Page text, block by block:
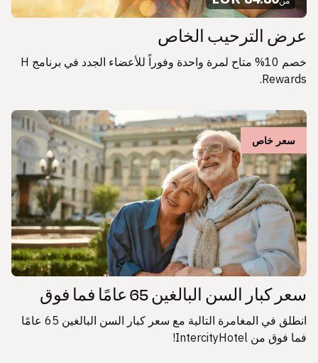
عرض الترحيب الخاص
خصم 10% متاح لمرة واحدة وفوراً للأعضاء الجدد في برنامج H
Rewards.
سعر خاص
سعر كبار السن البالغين 65 عامًا فما فوق
انطلق في المغامرة التالية مع سعر كبار السن البالغين 65 عامًا
فما فوق من IntercityHotel!